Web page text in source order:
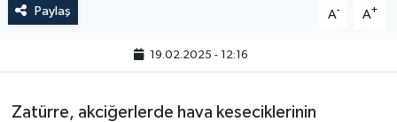
Paylaş A- A+
19.02.2025 - 12:16
Zatürre, akciğerlerde hava keseciklerinin